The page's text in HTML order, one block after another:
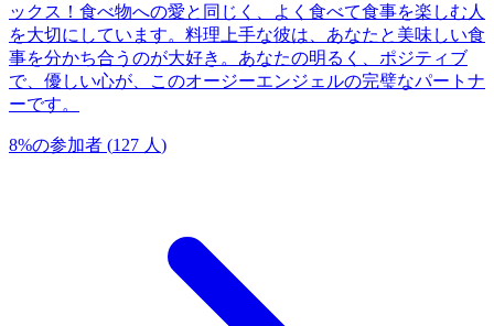
ックス！食べ物への愛と同じく、よく食べて食事を楽しむ人
を大切にしています。料理上手な彼は、あなたと美味しい食
事を分かち合うのが大好き。あなたの明るく、ポジティブ
で、優しい心が、このオージーエンジェルの完璧なパートナ
ーです。
8%の参加者 (127 人 )